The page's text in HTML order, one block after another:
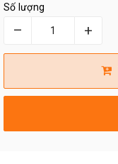
Số lượng
– +